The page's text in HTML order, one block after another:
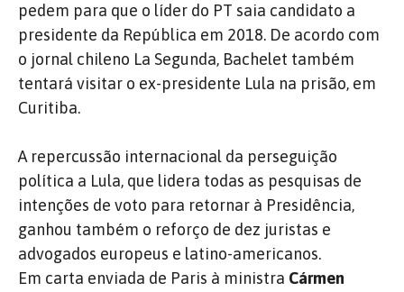
pedem para que o líder do PT saia candidato a
presidente da República em 2018. De acordo com
o jornal chileno La Segunda, Bachelet também
tentará visitar o ex-presidente Lula na prisão, em
Curitiba.
A repercussão internacional da perseguição
política a Lula, que lidera todas as pesquisas de
intenções de voto para retornar à Presidência,
ganhou também o reforço de dez juristas e
advogados europeus e latino-americanos.
Em carta enviada de Paris à ministra Cármen